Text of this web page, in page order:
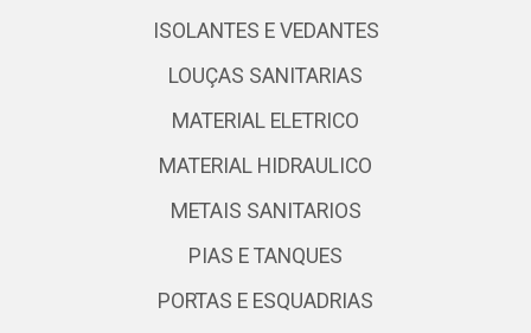
ISOLANTES E VEDANTES
LOUÇAS SANITARIAS
MATERIAL ELETRICO
MATERIAL HIDRAULICO
METAIS SANITARIOS
PIAS E TANQUES
PORTAS E ESQUADRIAS